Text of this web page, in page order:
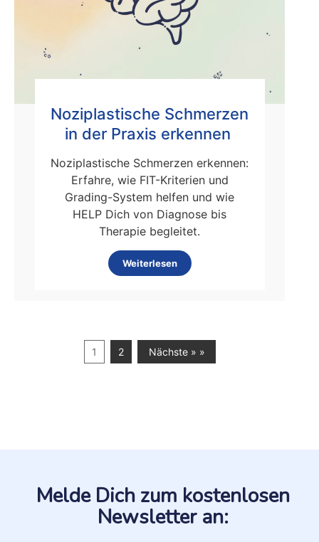
Noziplastische Schmerzen
in der Praxis erkennen
Noziplastische Schmerzen erkennen:
Erfahre, wie FIT-Kriterien und
Grading-System helfen und wie
HELP Dich von Diagnose bis
Therapie begleitet.
Weiterlesen
1 2 Nächste » »
Melde Dich zum kostenlosen
Newsletter an: